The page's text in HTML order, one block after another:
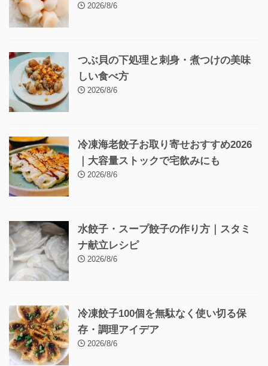
2026/8/6
つぶ貝の下処理と刺身・煮つけの美味
しい食べ方
2026/8/6
冷凍海老餃子お取り寄せおすすめ2026
｜大容量ストックで宅飲みにも
2026/8/6
水餃子・スープ餃子の作り方｜スタミ
ナ献立レシピ
2026/8/6
冷凍餃子100個を無駄なく使い切る保
存・調理アイデア
2026/8/6